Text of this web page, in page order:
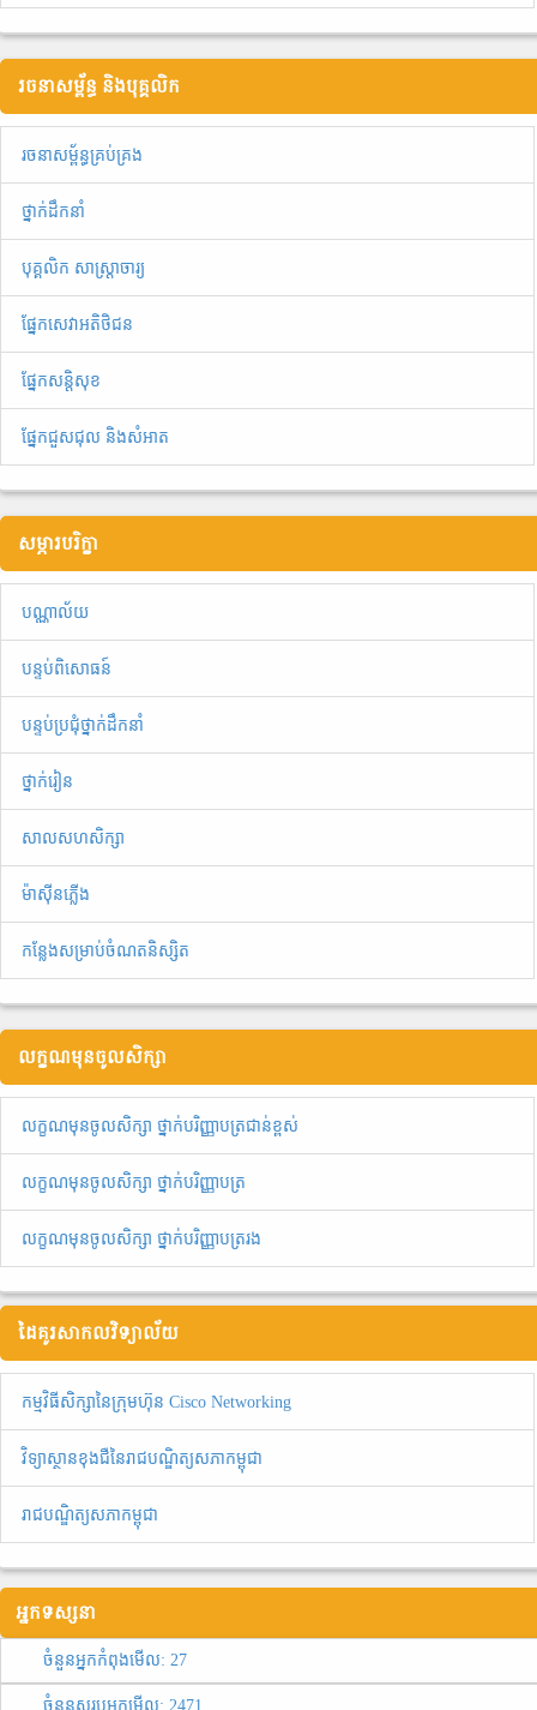
រចនាសម្ព័ន្ធ និងបុគ្គលិក
រចនាសម្ព័ន្ធគ្រប់គ្រង
ថ្នាក់ដឹកនាំ
បុគ្គលិក សាស្ត្រាចារ្យ
ផ្នែកសេវាអតិថិជន
ផ្នែកសន្តិសុខ
ផ្នែកជួសជុល និងសំអាត
សម្ភារបរិក្ខា
បណ្ណាល័យ
បន្ទប់ពិសោធន៍
បន្ទប់ប្រជុំថ្នាក់ដឹកនាំ
ថ្នាក់រៀន
សាលសហសិក្សា
ម៉ាស៊ីនភ្លើង
កន្លែងសម្រាប់ចំណតនិស្សិត
លក្ខណមុនចូលសិក្សា
លក្ខណមុនចូលសិក្សា ថ្នាក់បរិញ្ញាបត្រជាន់ខ្ពស់
លក្ខណមុនចូលសិក្សា ថ្នាក់បរិញ្ញាបត្រ
លក្ខណមុនចូលសិក្សា ថ្នាក់បរិញ្ញាបត្ររង
ដៃគូរសាកលវិទ្យាល័យ
កម្មវិធីសិក្សានៃក្រុមហ៊ុន Cisco Networking
វិទ្យាស្ថានខុងជឺនៃរាជបណ្ឌិត្យសភាកម្ពុជា
រាជបណ្ឌិត្យសភាកម្ពុជា
អ្នកទស្សនា
ចំនួនអ្នកកំពុងមើល: 27
ចំនួនសរុបអ្នកមើល: 2471